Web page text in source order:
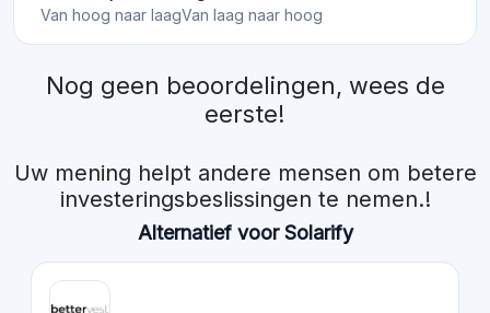
Van hoog naar laagVan laag naar hoog
Nog geen beoordelingen, wees de
eerste!
Uw mening helpt andere mensen om betere
investeringsbeslissingen te nemen.!
Alternatief voor Solarify